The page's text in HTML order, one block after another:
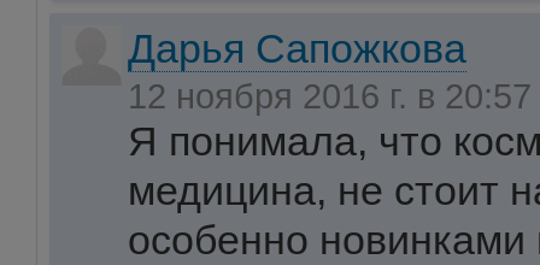
Дарья Сапожкова
12 ноября 2016 г. в 20:57
Я понимала, что
медицина, не стоит
особенно новинками